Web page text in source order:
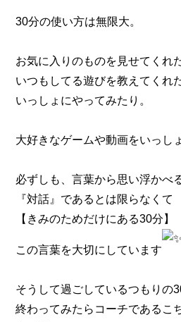
30分の使い方は無限大。
お気に入りのものを見せてくれ
いつもしてる遊びを教えてくれ
いっしょにやってみたり。
大好きなゲームや動画をいっし
必ずしも、言葉から思い浮かべ
『対話』であるとは限らなくて
【きみのためだけにある30分】
この言葉を大切にしています
そうして過ごしているつもりの
終わってみたらコーチであるこ